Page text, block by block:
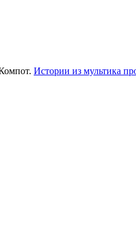
Истории из мультика